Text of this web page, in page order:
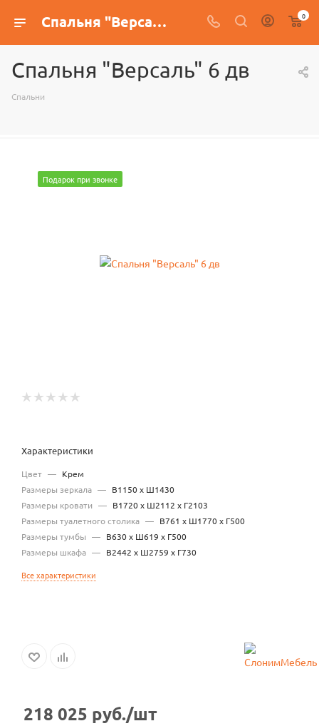
Спальня "Версаль" 6 дв 0
Спальня "Версаль" 6 дв
Спальни
Подарок при звонке
Характеристики
Цвет — Крем
Размеры зеркала — В1150 x Ш1430
Размеры кровати — В1720 x Ш2112 x Г2103
Размеры туалетного столика — В761 x Ш1770 x Г500
Размеры тумбы — В630 x Ш619 x Г500
Размеры шкафа — В2442 x Ш2759 x Г730
Все характеристики
218 025 руб./шт